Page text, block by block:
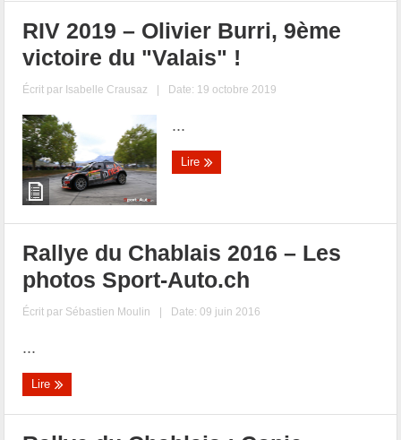
RIV 2019 – Olivier Burri, 9ème
victoire du "Valais" !
Écrit par Isabelle Crausaz | Date: 19 octobre 2019
...
Lire
Rallye du Chablais 2016 – Les
photos Sport-Auto.ch
Écrit par Sébastien Moulin | Date: 09 juin 2016
...
Lire